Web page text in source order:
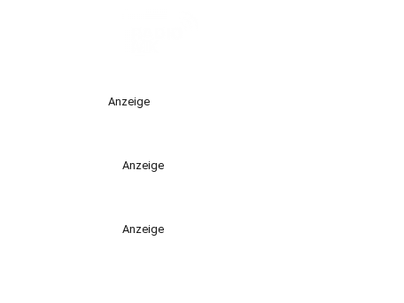
Anzeige
Anzeige
Anzeige